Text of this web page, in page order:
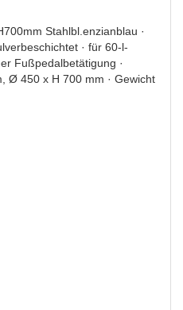
Stahlbl.enzianblau ·
· für 60-l-
Fußpedalbetätigung ·
Ø 450 x H 700 mm · Gewicht